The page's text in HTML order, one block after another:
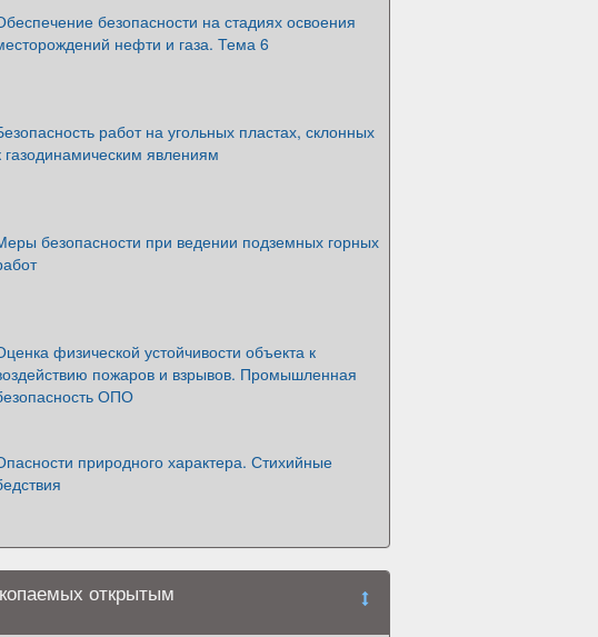
безопасности на стадиях освоения
нефти и газа. Тема 6
работ на угольных пластах, склонных
газодинамическим явлениям
безопасности при ведении подземных горных
физической устойчивости объекта к
пожаров и взрывов. Промышленная
ОПО
природного характера. Стихийные
открытым